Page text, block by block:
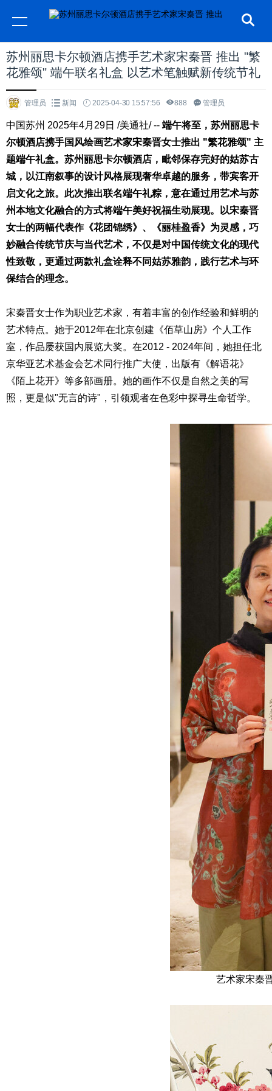
苏州丽思卡尔顿酒店携手艺术家宋秦晋 推出 "繁
花雅颂" 端午联名礼盒 以艺术笔触赋新传统节礼
管理员 新闻 2025-04-30 15:57:56 888 管理员
中国苏州 2025年4月29日 /美通社/ -- 端午将至，苏州丽思卡
尔顿酒店携手国风绘画艺术家宋秦晋女士推出 "繁花雅颂" 主
题端午礼盒。苏州丽思卡尔顿酒店，毗邻保存完好的姑苏古
城，以江南叙事的设计风格展现奢华卓越的服务，带宾客开
启文化之旅。此次推出联名端午礼粽，意在通过用艺术与苏
州本地文化融合的方式将端午美好祝福生动展现。以宋秦晋
女士的两幅代表作《花团锦绣》、《丽桂盈香》为灵感，巧
妙融合传统节庆与当代艺术，不仅是对中国传统文化的现代
性致敬，更通过两款礼盒诠释不同姑苏雅韵，践行艺术与环
保结合的理念。
宋秦晋女士作为职业艺术家，有着丰富的创作经验和鲜明的
艺术特点。她于2012年在北京创建《佰草山房》个人工作
室，作品屡获国内展览大奖。在2012 - 2024年间，她担任北
京华亚艺术基金会艺术同行推广大使，出版有《解语花》
《陌上花开》等多部画册。她的画作不仅是自然之美的写
照，更是似"无言的诗"，引领观者在色彩中探寻生命哲学。
艺术家宋秦